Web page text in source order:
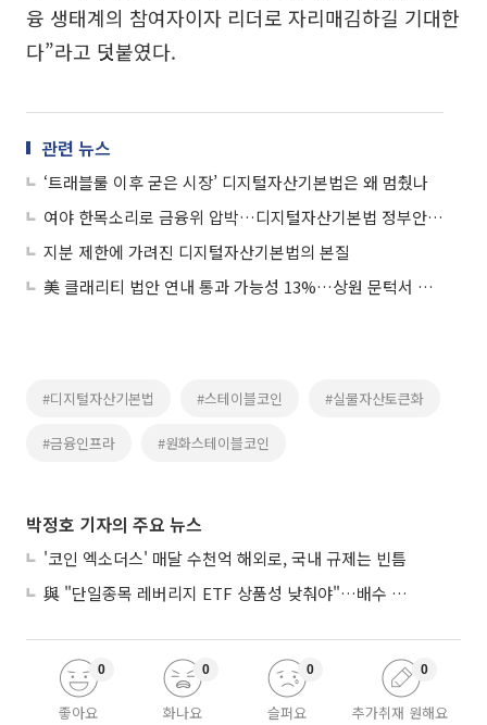
융 생태계의 참여자이자 리더로 자리매김하길 기대한
다”라고 덧붙였다.
관련 뉴스
‘트래블룰 이후 굳은 시장’ 디지털자산기본법은 왜 멈췄나
여야 한목소리로 금융위 압박…디지털자산기본법 정부안 조속 발의 촉구
지분 제한에 가려진 디지털자산기본법의 본질
美 클래리티 법안 연내 통과 가능성 13%…상원 문턱서 제동
#디지털자산기본법 #스테이블코인 #실물자산토큰화
#금융인프라 #원화스테이블코인
박정호 기자의 주요 뉴스
'코인 엑소더스' 매달 수천억 해외로, 국내 규제는 빈틈
與 "단일종목 레버리지 ETF 상품성 낮춰야"…배수 조정안도 거론
좋아요
0
화나요
0
슬퍼요
0
추가취재 원해요
0